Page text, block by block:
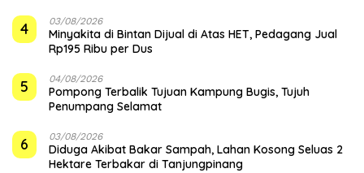
4 03/08/2026
Minyakita di Bintan Dijual di Atas HET, Pedagang Jual
Rp195 Ribu per Dus
5 04/08/2026
Pompong Terbalik Tujuan Kampung Bugis, Tujuh
Penumpang Selamat
6 03/08/2026
Diduga Akibat Bakar Sampah, Lahan Kosong Seluas 2
Hektare Terbakar di Tanjungpinang